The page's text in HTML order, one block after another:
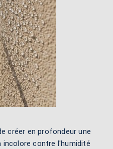
créer en profondeur une
incolore contre l'humidité